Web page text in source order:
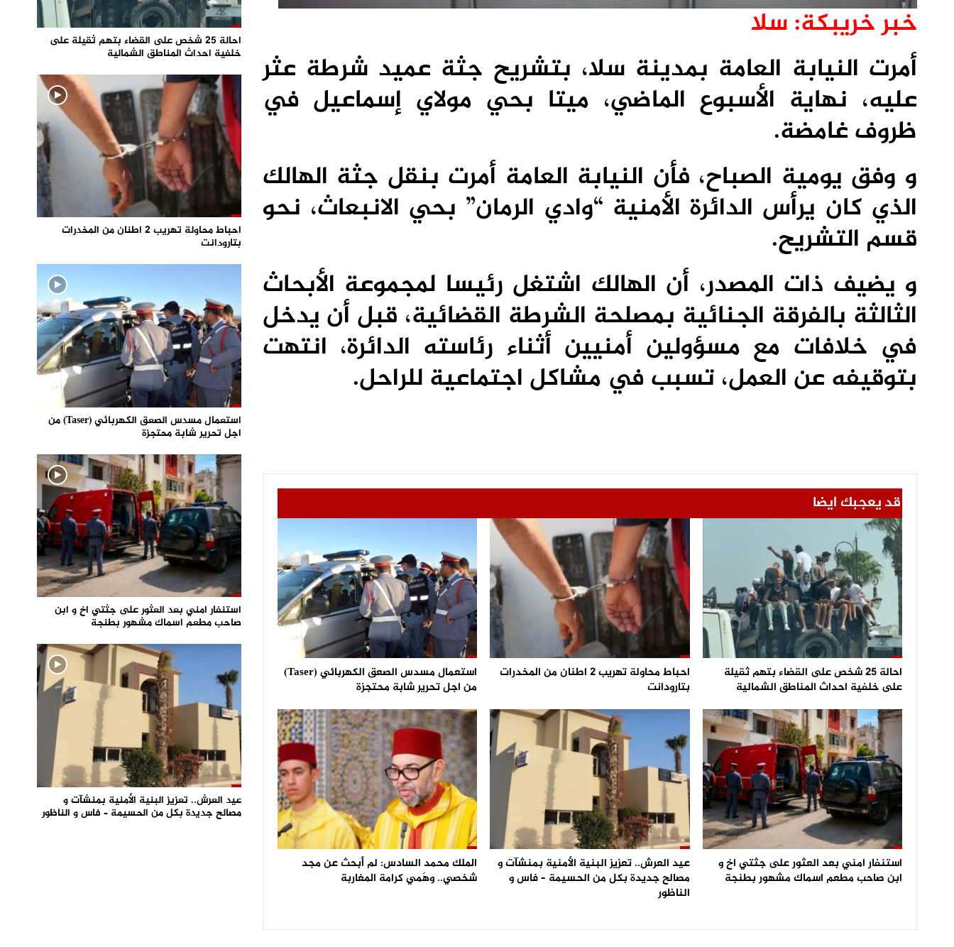
خبر خريبكة: سلا
أمرت النيابة العامة بمدينة سلا، بتشريح جثة عميد شرطة عثر
عليه، نهاية الأسبوع الماضي، ميتا بحي مولاي إسماعيل في
ظروف غامضة.
و وفق يومية الصباح، فأن النيابة العامة أمرت بنقل جثة الهالك
الذي كان يرأس الدائرة الأمنية “وادي الرمان” بحي الانبعاث، نحو
قسم التشريح.
و يضيف ذات المصدر، أن الهالك اشتغل رئيسا لمجموعة الأبحاث
الثالثة بالفرقة الجنائية بمصلحة الشرطة القضائية، قبل أن يدخل
في خلافات مع مسؤولين أمنيين أثناء رئاسته الدائرة، انتهت
بتوقيفه عن العمل، تسبب في مشاكل اجتماعية للراحل.
قد يعجبك ايضا
احالة 25 شخص على القضاء بتهم ثقيلة
على خلفية احداث المناطق الشمالية
احباط محاولة تهريب 2 اطنان من المخدرات
بتارودانت
استعمال مسدس الصعق الكهربائي (Taser)
من اجل تحرير شابة محتجزة
استنفار امني بعد العثور على جثتي اخ و
ابن صاحب مطعم اسماك مشهور بطنجة
عيد العرش.. تعزيز البنية الأمنية بمنشآت و
مصالح جديدة بكل من الحسيمة – فاس و
الناظور
الملك محمد السادس: لم أبحث عن مجد
شخصي.. وهَمي كرامة المغاربة
احالة 25 شخص على القضاء بتهم ثقيلة على
خلفية احداث المناطق الشمالية
احباط محاولة تهريب 2 اطنان من المخدرات
بتارودانت
استعمال مسدس الصعق الكهربائي (Taser) من
اجل تحرير شابة محتجزة
استنفار امني بعد العثور على جثتي اخ و ابن
صاحب مطعم اسماك مشهور بطنجة
عيد العرش.. تعزيز البنية الأمنية بمنشآت و
مصالح جديدة بكل من الحسيمة – فاس و الناظور